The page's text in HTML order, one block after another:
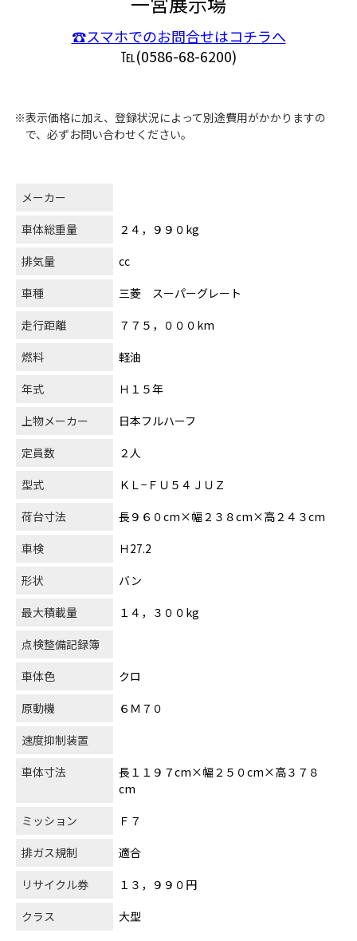
☎スマホでのお問合せはコチラへ
℡(0586-68-6200)
※表示価格に加え、登録状況によって別途費用がかかりますの
で、必ずお問い合わせください。
メーカー
車体総重量
２４，９９０kg
排気量
cc
車種
三菱 スーパーグレート
走行距離
７７５，０００km
燃料
軽油
年式
Ｈ１５年
上物メーカー
日本フルハーフ
定員数
２人
型式
ＫＬ−ＦＵ５４ＪＵＺ
荷台寸法
長９６０cm×幅２３８cm×高２４３cm
車検
Ｈ27.2
形状
バン
最大積載量
１４，３００kg
点検整備記録簿
車体色
クロ
原動機
６Ｍ７０
速度抑制装置
車体寸法
長１１９７cm×幅２５０cm×高３７８
cm
ミッション
Ｆ７
排ガス規制
適合
リサイクル券
１３，９９０円
クラス
大型